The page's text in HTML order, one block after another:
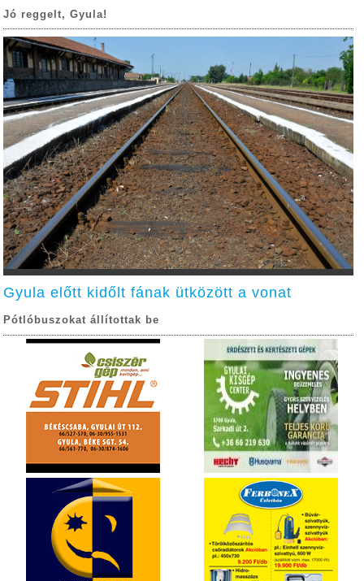
Jó reggelt, Gyula!
Gyula előtt kidőlt fának ütközött a vonat
Pótlóbuszokat állítottak be